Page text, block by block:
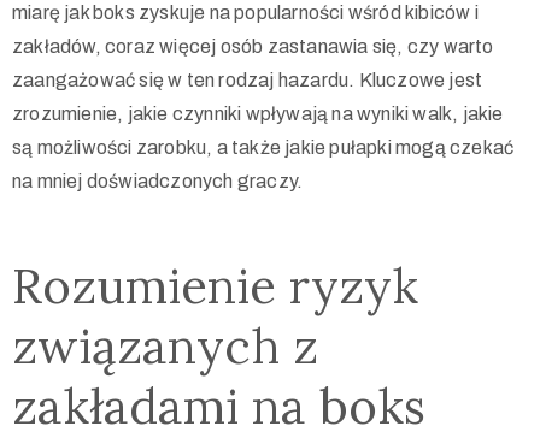
miarę jak boks zyskuje na popularności wśród kibiców i
zakładów, coraz więcej osób zastanawia się, czy warto
zaangażować się w ten rodzaj hazardu. Kluczowe jest
zrozumienie, jakie czynniki wpływają na wyniki walk, jakie
są możliwości zarobku, a także jakie pułapki mogą czekać
na mniej doświadczonych graczy.
Rozumienie ryzyk
związanych z
zakładami na boks